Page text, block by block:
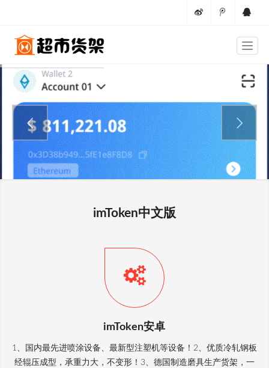
imToken中文版
imToken安卓
1、国内最先进喷涂设备、最新型注塑机等设备！2、优质冷轧钢板
经辊压成型，承重力大，不变形！3、德国制造磨具生产货架，一